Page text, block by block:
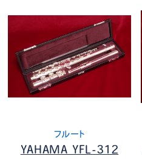
フルート
YAHAMA YFL-312